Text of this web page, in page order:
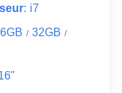
: i7
/32GB /